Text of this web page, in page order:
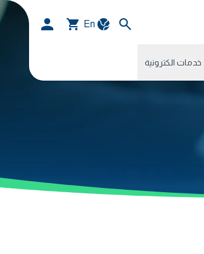
En
خدمات الكترونية